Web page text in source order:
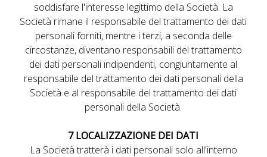
soddisfare l'interesse legittimo della Società. La
Società rimane il responsabile del trattamento dei dati
personali forniti, mentre i terzi, a seconda delle
circostanze, diventano responsabili del trattamento
dei dati personali indipendenti, congiuntamente al
responsabile del trattamento dei dati personali della
Società e al responsabile del trattamento dei dati
personali della Società.
7 LOCALIZZAZIONE DEI DATI
La Società tratterà i dati personali solo all'interno